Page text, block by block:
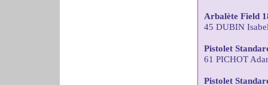
Arbalète Field
45 DUBIN
Pistolet
61 PICHOT
Pistolet